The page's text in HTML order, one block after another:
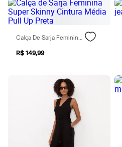
Calçados
Regatas
Moda íntima
Cuecas
Meias
Pijamas
Blusas e Camisetas
Casacos e Jaquetas
Moda esportiva
Shorts e Bermudas
Calça De Sarja Feminina Super Skinny Cintura Média Pull Up Preta
R$ 149,99